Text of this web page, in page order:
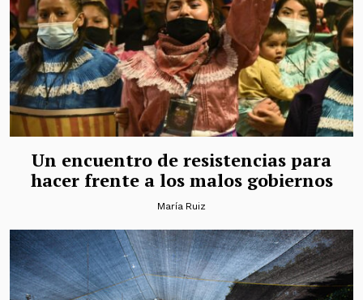
Un encuentro de resistencias para
hacer frente a los malos gobiernos
María Ruiz